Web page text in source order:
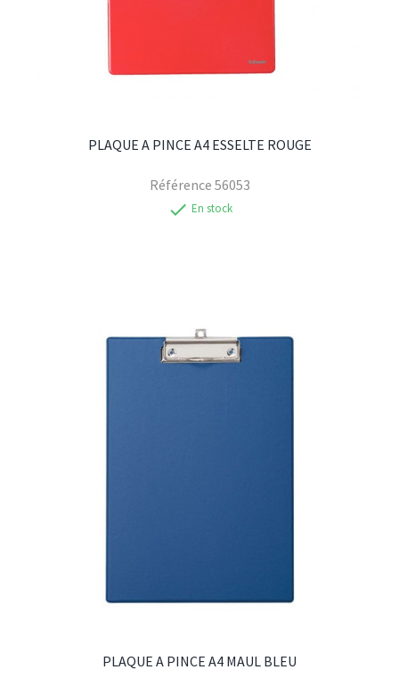
PLAQUE A PINCE A4 ESSELTE ROUGE
Référence 56053
check En stock
PLAQUE A PINCE A4 MAUL BLEU